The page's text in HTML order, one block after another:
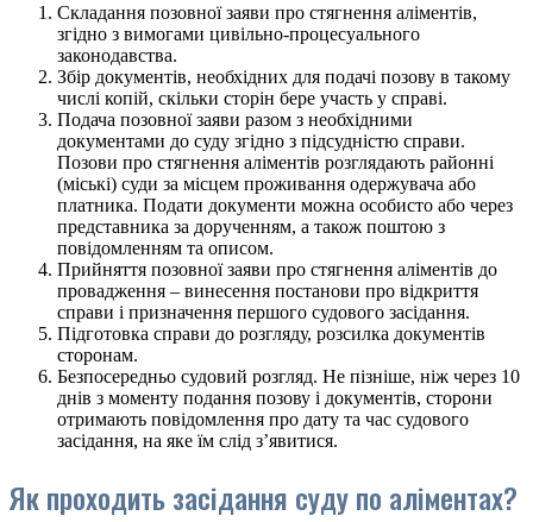
Складання позовної заяви про стягнення аліментів,
згідно з вимогами цивільно-процесуального
законодавства.
Збір документів, необхідних для подачі позову в такому
числі копій, скільки сторін бере участь у справі.
Подача позовної заяви разом з необхідними
документами до суду згідно з підсудністю справи.
Позови про стягнення аліментів розглядають районні
(міські) суди за місцем проживання одержувача або
платника. Подати документи можна особисто або через
представника за дорученням, а також поштою з
повідомленням та описом.
Прийняття позовної заяви про стягнення аліментів до
провадження – винесення постанови про відкриття
справи і призначення першого судового засідання.
Підготовка справи до розгляду, розсилка документів
сторонам.
Безпосередньо судовий розгляд. Не пізніше, ніж через 10
днів з моменту подання позову і документів, сторони
отримають повідомлення про дату та час судового
засідання, на яке їм слід з’явитися.
Як проходить засідання суду по аліментах?